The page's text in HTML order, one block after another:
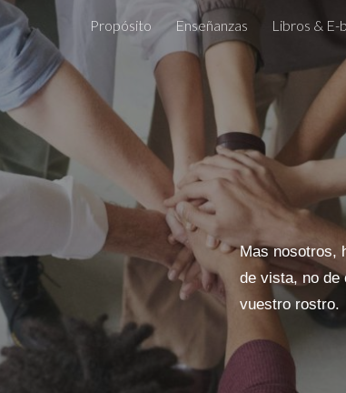
Skip to main content
Propósito Enseñanzas Libros & E-
Mas nosotros,
de vista, no de
vuestro rostro.